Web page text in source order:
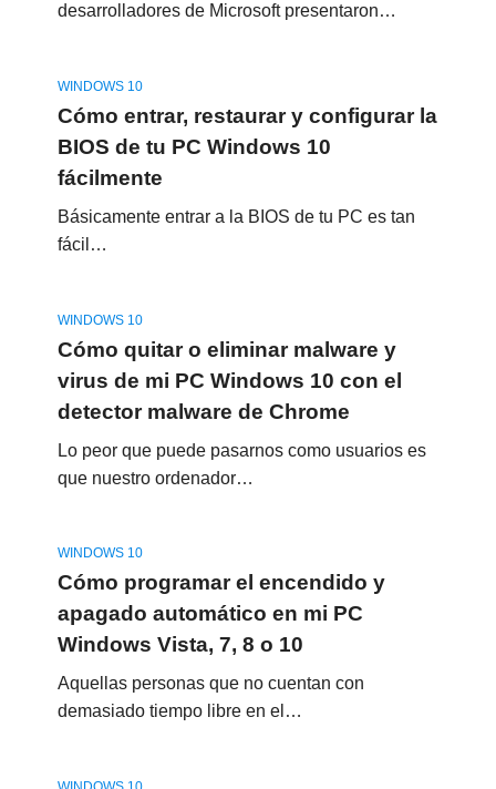
desarrolladores de Microsoft presentaron…
WINDOWS 10
Cómo entrar, restaurar y configurar la
BIOS de tu PC Windows 10
fácilmente
Básicamente entrar a la BIOS de tu PC es tan
fácil…
WINDOWS 10
Cómo quitar o eliminar malware y
virus de mi PC Windows 10 con el
detector malware de Chrome
Lo peor que puede pasarnos como usuarios es
que nuestro ordenador…
WINDOWS 10
Cómo programar el encendido y
apagado automático en mi PC
Windows Vista, 7, 8 o 10
Aquellas personas que no cuentan con
demasiado tiempo libre en el…